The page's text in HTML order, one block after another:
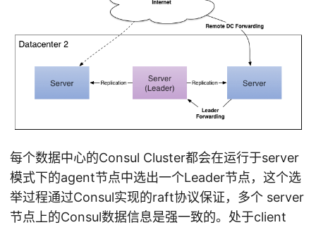
每个数据中心的Consul Cluster都会在运行于server
模式下的agent节点中选出一个Leader节点，这个选
举过程通过Consul实现的raft协议保证，多个 server
节点上的Consul数据信息是强一致的。处于client